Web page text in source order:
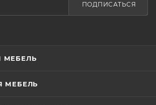
ПОДПИСАТЬСЯ
МЕБЕЛЬ
МЕБЕЛЬ